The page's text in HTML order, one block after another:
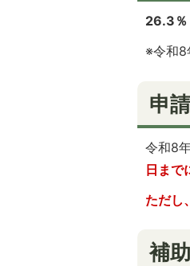
26.3％
※令和8
申
令和8
日まで
ただし
補